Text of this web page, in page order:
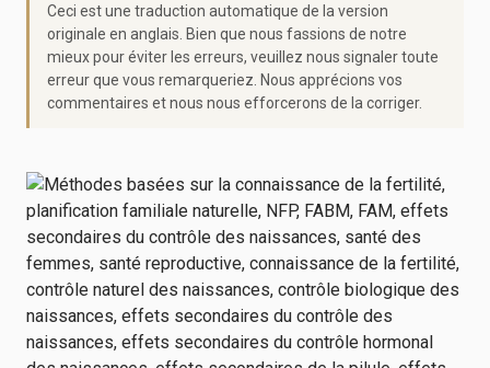
Ceci est une traduction automatique de la version
originale en anglais. Bien que nous fassions de notre
mieux pour éviter les erreurs, veuillez nous signaler toute
erreur que vous remarqueriez. Nous apprécions vos
commentaires et nous nous efforcerons de la corriger.